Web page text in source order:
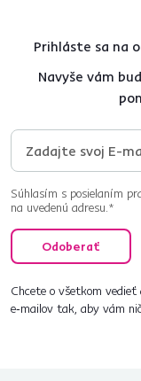
Prihláste sa na
Navyše vám
Súhlasím s posielaním
na uvedenú adresu.*
Odoberať
Chcete o všetkom
e‑mailov tak, aby vám